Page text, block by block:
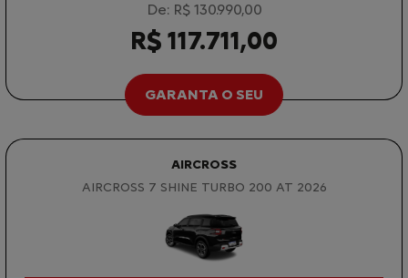
De: R$ 130.990,00
R$ 117.711,00
GARANTA O SEU
AIRCROSS
AIRCROSS 7 SHINE TURBO 200 AT 2026